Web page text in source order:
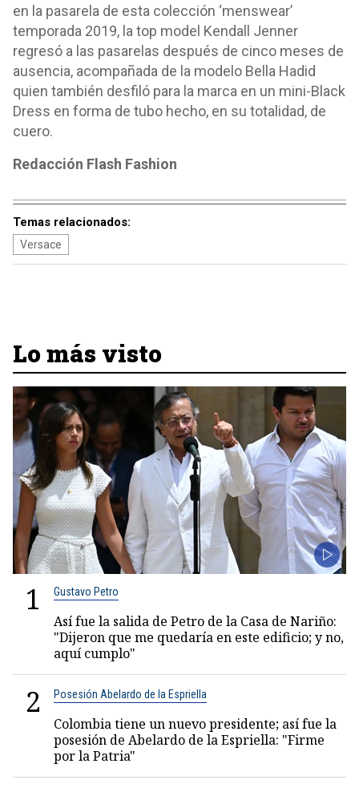
en la pasarela de esta colección ‘menswear’
temporada 2019, la top model Kendall Jenner
regresó a las pasarelas después de cinco meses de
ausencia, acompañada de la modelo Bella Hadid
quien también desfiló para la marca en un mini-Black
Dress en forma de tubo hecho, en su totalidad, de
cuero.
Redacción Flash Fashion
Temas relacionados:
Versace
Lo más visto
1 Gustavo Petro
Así fue la salida de Petro de la Casa de Nariño:
"Dijeron que me quedaría en este edificio; y no,
aquí cumplo"
2 Posesión Abelardo de la Espriella
Colombia tiene un nuevo presidente; así fue la
posesión de Abelardo de la Espriella: "Firme
por la Patria"